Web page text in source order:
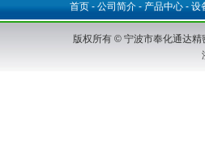
首页 - 公司简介 - 产品中心 - 设
版权所有 © 宁波市奉化通达